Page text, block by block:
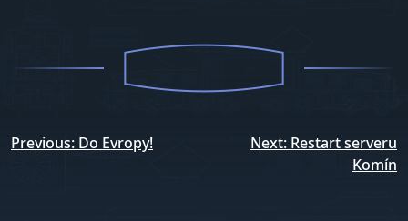
Navigace
Previous: Do Evropy! Next: Restart serveru
Komín